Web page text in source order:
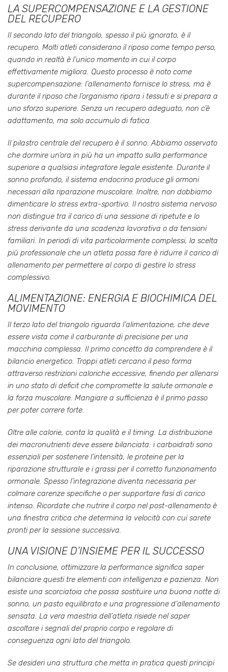
LA SUPERCOMPENSAZIONE E LA GESTIONE
DEL RECUPERO
Il secondo lato del triangolo, spesso il più ignorato, è il
recupero. Molti atleti considerano il riposo come tempo perso,
quando in realtà è l’unico momento in cui il corpo
effettivamente migliora. Questo processo è noto come
supercompensazione: l’allenamento fornisce lo stress, ma è
durante il riposo che l’organismo ripara i tessuti e si prepara a
uno sforzo superiore. Senza un recupero adeguato, non c’è
adattamento, ma solo accumulo di fatica.
Il pilastro centrale del recupero è il sonno. Abbiamo osservato
che dormire un’ora in più ha un impatto sulla performance
superiore a qualsiasi integratore legale esistente. Durante il
sonno profondo, il sistema endocrino produce gli ormoni
necessari alla riparazione muscolare. Inoltre, non dobbiamo
dimenticare lo stress extra-sportivo. Il nostro sistema nervoso
non distingue tra il carico di una sessione di ripetute e lo
stress derivante da una scadenza lavorativa o da tensioni
familiari. In periodi di vita particolarmente complessi, la scelta
più professionale che un atleta possa fare è ridurre il carico di
allenamento per permettere al corpo di gestire lo stress
complessivo.
ALIMENTAZIONE: ENERGIA E BIOCHIMICA DEL
MOVIMENTO
Il terzo lato del triangolo riguarda l’alimentazione, che deve
essere vista come il carburante di precisione per una
macchina complessa. Il primo concetto da comprendere è il
bilancio energetico. Troppi atleti cercano il peso forma
attraverso restrizioni caloriche eccessive, finendo per allenarsi
in uno stato di deficit che compromette la salute ormonale e
la forza muscolare. Mangiare a sufficienza è il primo passo
per poter correre forte.
Oltre alle calorie, conta la qualità e il timing. La distribuzione
dei macronutrienti deve essere bilanciata: i carboidrati sono
essenziali per sostenere l’intensità, le proteine per la
riparazione strutturale e i grassi per il corretto funzionamento
ormonale. Spesso l’integrazione diventa necessaria per
colmare carenze specifiche o per supportare fasi di carico
intenso. Ricordate che nutrire il corpo nel post-allenamento è
una finestra critica che determina la velocità con cui sarete
pronti per la sessione successiva.
UNA VISIONE D’INSIEME PER IL SUCCESSO
In conclusione, ottimizzare la performance significa saper
bilanciare questi tre elementi con intelligenza e pazienza. Non
esiste una scorciatoia che possa sostituire una buona notte di
sonno, un pasto equilibrato e una progressione d’allenamento
sensata. La vera maestria dell’atleta risiede nel saper
ascoltare i segnali del proprio corpo e regolare di
conseguenza ogni lato del triangolo.
Se desideri una struttura che metta in pratica questi principi